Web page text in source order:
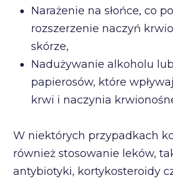
Narażenie na słońce, co
rozszerzenie naczyń
skórze,
Nadużywanie alkoholu
papierosów, które
krwi i naczynia
W niektórych przypadkach
również stosowanie leków,
antybiotyki, kortykosteroidy